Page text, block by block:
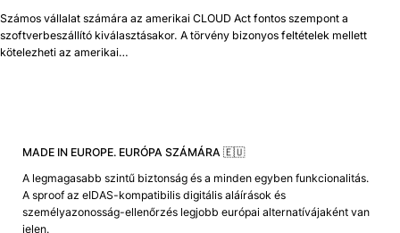
Számos vállalat számára az amerikai CLOUD Act fontos szempont a
szoftverbeszállító kiválasztásakor. A törvény bizonyos feltételek mellett
kötelezheti az amerikai…
MADE IN EUROPE. EURÓPA SZÁMÁRA 🇪🇺
A legmagasabb szintű biztonság és a minden egyben funkcionalitás.
A sproof az eIDAS-kompatibilis digitális aláírások és
személyazonosság-ellenőrzés legjobb európai alternatívájaként van
jelen.